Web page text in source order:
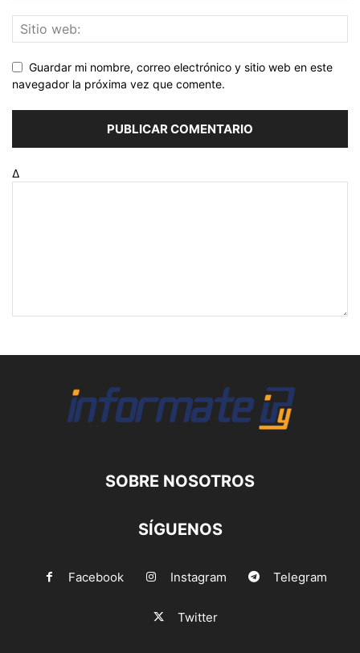
Guardar mi nombre, correo electrónico y sitio web en este
navegador la próxima vez que comente.
Δ
SOBRE NOSOTROS
SÍGUENOS
Facebook Instagram Telegram
Twitter